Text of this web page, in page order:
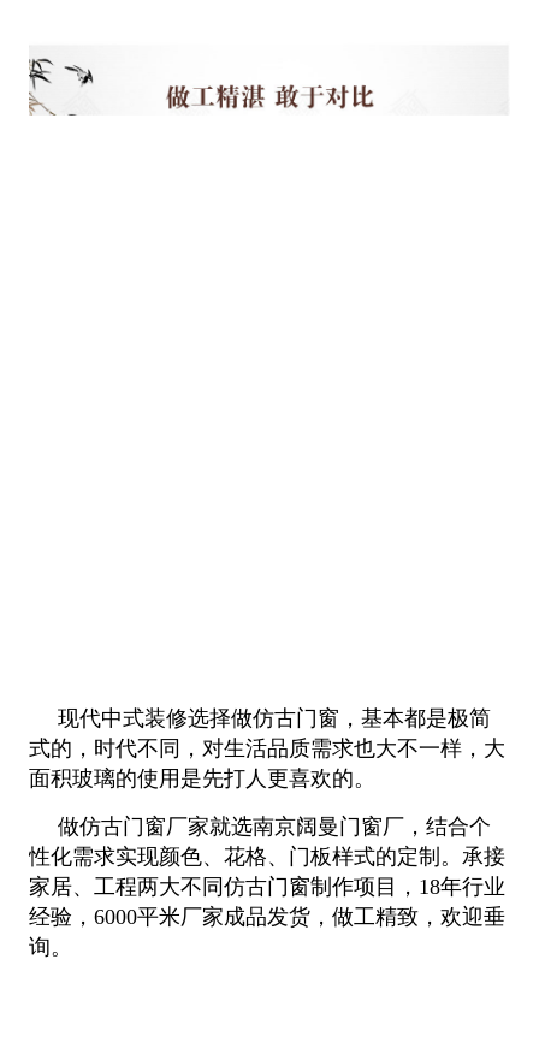
现代中式装修选择做仿古门窗，基本都是极简
式的，时代不同，对生活品质需求也大不一样，大
面积玻璃的使用是先打人更喜欢的。
做仿古门窗厂家就选南京阔曼门窗厂，结合个
性化需求实现颜色、花格、门板样式的定制。承接
家居、工程两大不同仿古门 窗制作项目，18年行业
经验，6000平米厂家成品发货，做工精致，欢迎垂
询。